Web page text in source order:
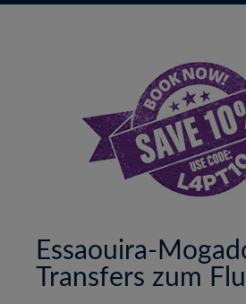
Essaouira-
Transfers zum